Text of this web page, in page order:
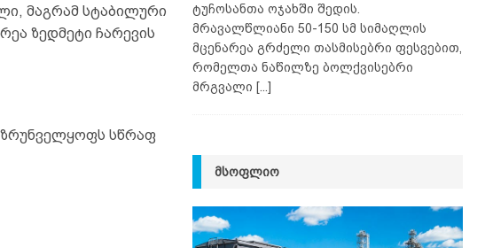
მაგრამ სტაბილური
ზედმეტი ჩარევის
სწრაფ
ტუჩოსანთა ოჯახში შედის.
მრავალწლიანი 50-150 სმ სიმაღლის
მცენარეა გრძელი თასმისებრი ფესვებით,
რომელთა ნაწილზე ბოლქვისებრი
მრგვალი [...]
ᲛᲡᲝᲤᲚᲘᲝ